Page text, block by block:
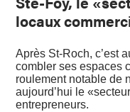
locaux
Après St-Roch, c’est
combler ses espaces
roulement notable de
aujourd’hui le
entrepreneurs.